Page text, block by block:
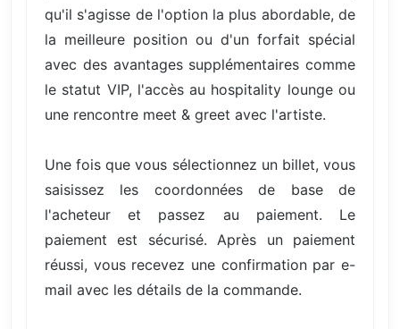
qu'il s'agisse de l'option la plus abordable, de
la meilleure position ou d'un forfait spécial
avec des avantages supplémentaires comme
le statut VIP, l'accès au hospitality lounge ou
une rencontre meet & greet avec l'artiste.
Une fois que vous sélectionnez un billet, vous
saisissez les coordonnées de base de
l'acheteur et passez au paiement. Le
paiement est sécurisé. Après un paiement
réussi, vous recevez une confirmation par e-
mail avec les détails de la commande.